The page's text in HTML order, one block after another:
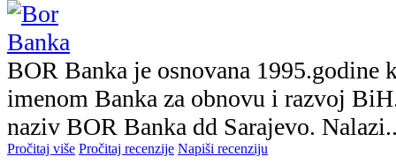
BOR Banka je osnovana 1995.godine
imenom Banka za obnovu i razvoj
naziv BOR Banka dd Sarajevo.
Pročitaj više Pročitaj recenzije Napiši recenziju